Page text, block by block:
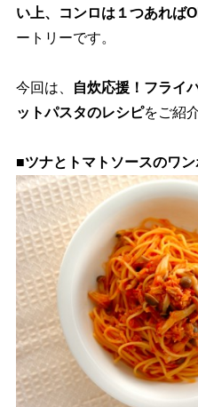
い上、コンロは１つあれば
ートリーです。
今回は、
自炊応援！フライ
ットパスタのレシピをご紹
■ツナとトマトソースのワ